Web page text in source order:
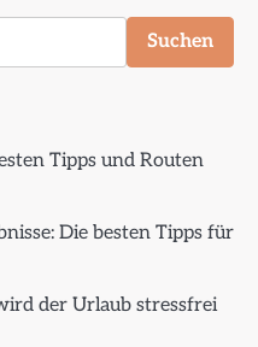
Suchen
Tipps und Routen
Die besten Tipps für
der Urlaub stressfrei